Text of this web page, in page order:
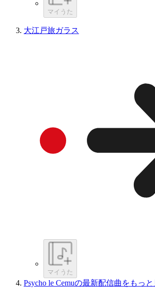
マイうた
大江戸旅ガラス
マイうた
Psycho le Cemuの最新配信曲をもっと